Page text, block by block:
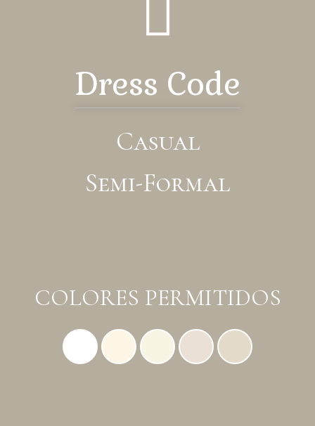
Dress Code
Casual
Semi-Formal
COLORES PERMITIDOS